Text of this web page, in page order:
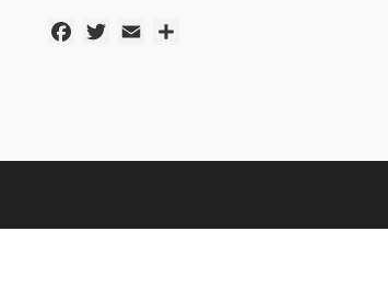
FacebookTwitter
Email